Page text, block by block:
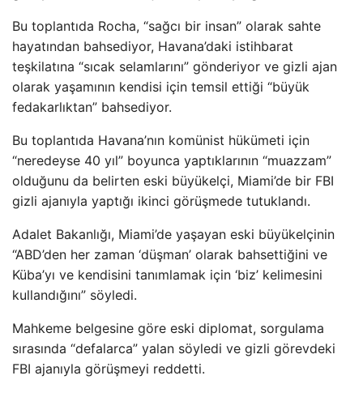
Bu toplantıda Rocha, “sağcı bir insan” olarak sahte
hayatından bahsediyor, Havana’daki istihbarat
teşkilatına “sıcak selamlarını” gönderiyor ve gizli ajan
olarak yaşamının kendisi için temsil ettiği “büyük
fedakarlıktan” bahsediyor.
Bu toplantıda Havana’nın komünist hükümeti için
“neredeyse 40 yıl” boyunca yaptıklarının “muazzam”
olduğunu da belirten eski büyükelçi, Miami’de bir FBI
gizli ajanıyla yaptığı ikinci görüşmede tutuklandı.
Adalet Bakanlığı, Miami’de yaşayan eski büyükelçinin
“ABD’den her zaman ‘düşman’ olarak bahsettiğini ve
Küba’yı ve kendisini tanımlamak için ‘biz’ kelimesini
kullandığını” söyledi.
Mahkeme belgesine göre eski diplomat, sorgulama
sırasında “defalarca” yalan söyledi ve gizli görevdeki
FBI ajanıyla görüşmeyi reddetti.